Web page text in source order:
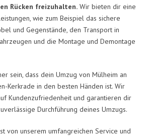
Rücken freizuhalten. Wir bieten dir eine
wie zum Beispiel das sichere
und Gegenstände, den Transport in
und die Montage und Demontage
sein, dass dein Umzug von Mülheim an
Kerkrade in den besten Händen ist. Wir
Kundenzufriedenheit und garantieren dir
Durchführung deines Umzugs.
von unserem umfangreichen Service und